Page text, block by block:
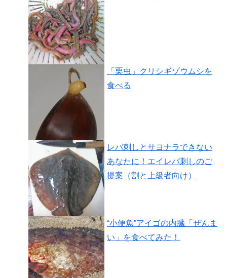
「栗虫」クリシギゾウムシを
食べる
レバ刺しとサヨナラできない
あなたに！エイレバ刺しのご
提案（割と上級者向け）
“小便魚”アイゴの内臓「ぜんま
い」を食べてみた！